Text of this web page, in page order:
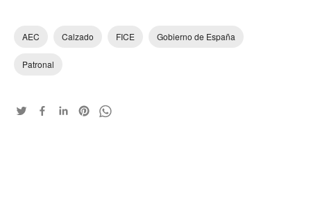
AEC Calzado FICE Gobierno de España
Patronal